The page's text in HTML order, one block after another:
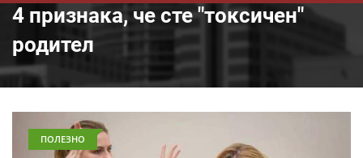
4 признака, че сте "токсичен"
родител
ПОЛЕЗНО